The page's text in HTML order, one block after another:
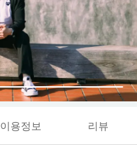
이용정보 리뷰